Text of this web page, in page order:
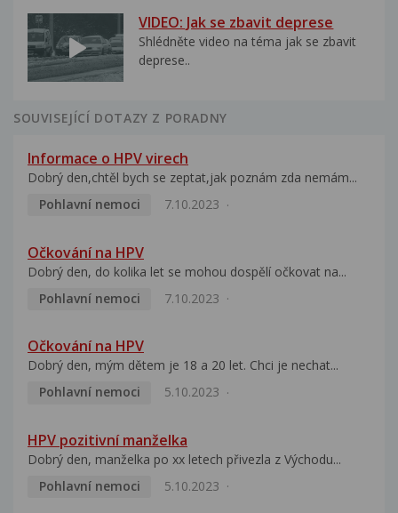
VIDEO: Jak se zbavit deprese
Shlédněte video na téma jak se zbavit
deprese..
SOUVISEJÍCÍ DOTAZY Z PORADNY
Informace o HPV virech
Dobrý den,chtěl bych se zeptat,jak poznám zda nemám...
Pohlavní nemoci
7.10.2023
Očkování na HPV
Dobrý den, do kolika let se mohou dospělí očkovat na...
Pohlavní nemoci
7.10.2023
Očkování na HPV
Dobrý den, mým dětem je 18 a 20 let. Chci je nechat...
Pohlavní nemoci
5.10.2023
HPV pozitivní manželka
Dobrý den, manželka po xx letech přivezla z Východu...
Pohlavní nemoci
5.10.2023